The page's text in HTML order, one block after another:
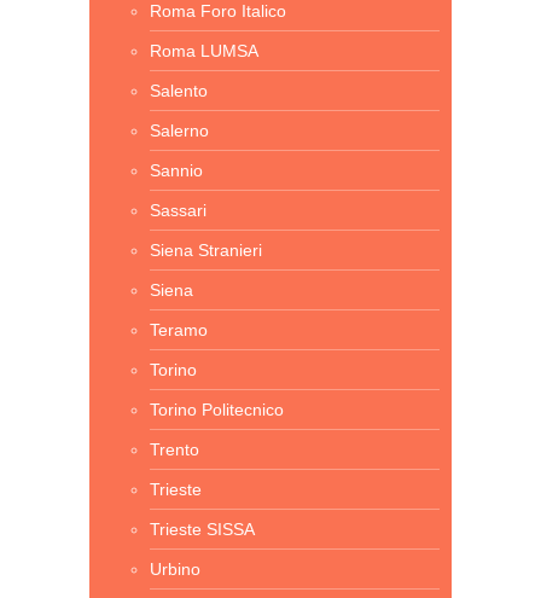
Roma Foro Italico
Roma LUMSA
Salento
Salerno
Sannio
Sassari
Siena Stranieri
Siena
Teramo
Torino
Torino Politecnico
Trento
Trieste
Trieste SISSA
Urbino